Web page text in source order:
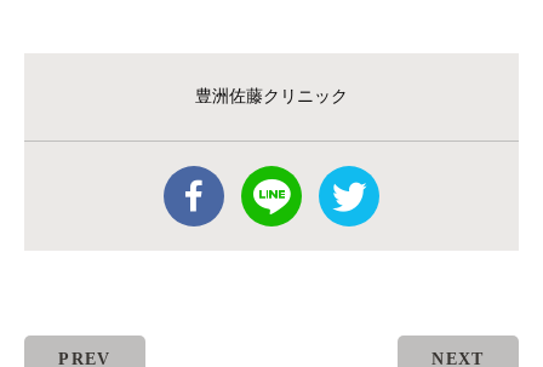
豊洲佐藤クリニック
PREV NEXT